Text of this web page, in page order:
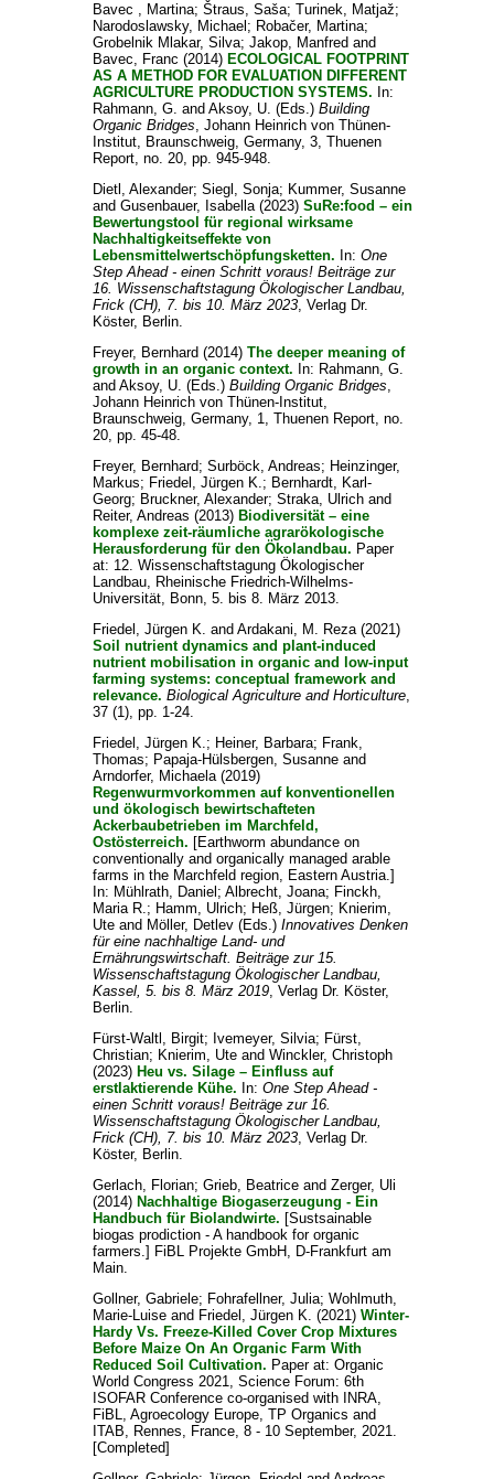
Bavec , Martina; Štraus, Saša; Turinek, Matjaž;
Narodoslawsky, Michael ; Robačer, Martina;
Grobelnik Mlakar, Silva; Jakop, Manfred and
Bavec, Franc (2014) ECOLOGICAL FOOTPRINT
AS A METHOD FOR EVALUATION DIFFERENT
AGRICULTURE PRODUCTION SYSTEMS. In:
Rahmann, G. and Aksoy, U. (Eds.) Building
Organic Bridges, Johann Heinrich von Thünen-
Institut, Braunschweig, Germany, 3, Thuenen
Report, no. 20, pp. 945-948.
Dietl, Alexander; Siegl, Sonja; Kummer, Susanne
and Gusenbauer, Isabella(2023) SuRe:food – ein
Bewertungstool für regional wirksame
Nachhaltigkeitseffekte von
Lebensmittelwertschöpfungsketten. In: One
Step Ahead - einen Schritt voraus! Beiträge zur
16. Wissenschaftstagung Ökologischer Landbau,
Frick (CH), 7. bis 10. März 2023, Verlag Dr.
Köster, Berlin.
Freyer, Bernhard (2014) The deeper meaning of
growth in an organic context. In: Rahmann, G.
and Aksoy, U. (Eds.) Building Organic Bridges,
Johann Heinrich von Thünen-Institut,
Braunschweig, Germany, 1, Thuenen Report, no.
20, pp. 45-48.
Freyer, Bernhard; Surböck, Andreas; Heinzinger,
Markus; Friedel, Jürgen K.; Bernhardt, Karl-
Georg; Bruckner, Alexander; Straka, Ulrichand
Reiter, Andreas (2013) Biodiversität – eine
komplexe zeit-räumliche agrarökologische
Herausforderung für den Ökolandbau. Paper
at: 12. Wissenschaftstagung Ökologischer
Landbau, Rheinische Friedrich-Wilhelms-
Universität, Bonn, 5. bis 8. März 2013.
Friedel, Jürgen K. and Ardakani, M. Reza(2021)
Soil nutrient dynamics and plant-induced
nutrient mobilisation in organic and low-input
farming systems: conceptual framework and
relevance. Biological Agriculture and Horticulture,
37 (1), pp. 1-24.
Friedel, Jürgen K.; Heiner, Barbara; Frank,
Thomas; Papaja-Hülsbergen, Susanneand
Arndorfer, Michaela(2019)
Regenwurmvorkommen auf konventionellen
und ökologisch bewirtschafteten
Ackerbaubetrieben im Marchfeld,
Ostösterreich. [Earthworm abundance on
conventionally and organically managed arable
farms in the Marchfeld region, Eastern Austria.]
In: Mühlrath, Daniel ; Albrecht, Joana; Finckh,
Maria R.; Hamm, Ulrich; Heß, Jürgen; Knierim,
Uteand Möller, Detlev(Eds.) Innovatives Denken
für eine nachhaltige Land- und
Ernährungswirtschaft. Beiträge zur 15.
Wissenschaftstagung Ökologischer Landbau,
Kassel, 5. bis 8. März 2019, Verlag Dr. Köster,
Berlin.
Fürst-Waltl, Birgit; Ivemeyer, Silvia; Fürst,
Christian; Knierim, Uteand Winckler, Christoph
(2023) Heu vs. Silage – Einfluss auf
erstlaktierende Kühe. In: One Step Ahead -
einen Schritt voraus! Beiträge zur 16.
Wissenschaftstagung Ökologischer Landbau,
Frick (CH), 7. bis 10. März 2023, Verlag Dr.
Köster, Berlin.
Gerlach, Florian; Grieb, Beatriceand Zerger, Uli
(2014) Nachhaltige Biogaserzeugung - Ein
Handbuch für Biolandwirte. [Sustsainable
biogas prodiction - A handbook for organic
farmers.] FiBL Projekte GmbH, D-Frankfurt am
Main.
Gollner, Gabriele; Fohrafellner, Julia; Wohlmuth,
Marie-Luiseand Friedel, Jürgen K. (2021) Winter-
Hardy Vs. Freeze-Killed Cover Crop Mixtures
Before Maize On An Organic Farm With
Reduced Soil Cultivation. Paper at: Organic
World Congress 2021, Science Forum: 6th
ISOFAR Conference co-organised with INRA,
FiBL, Agroecology Europe, TP Organics and
ITAB, Rennes, France, 8 - 10 September, 2021.
[Completed]